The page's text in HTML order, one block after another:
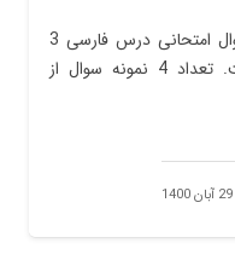
تعداد 84 فایل جهت دانلود نمونه سوال امتحانی درس فارسی 3
دوازدهم انسانی قرار داده شده است. تعداد 4 نمونه سوال از
29 آبان 1400